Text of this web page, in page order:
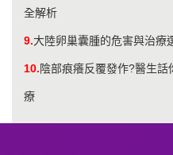
全解析
9.大陸卵巢囊腫的危害與治療
10.陰部痕癢反覆發作?醫生
療